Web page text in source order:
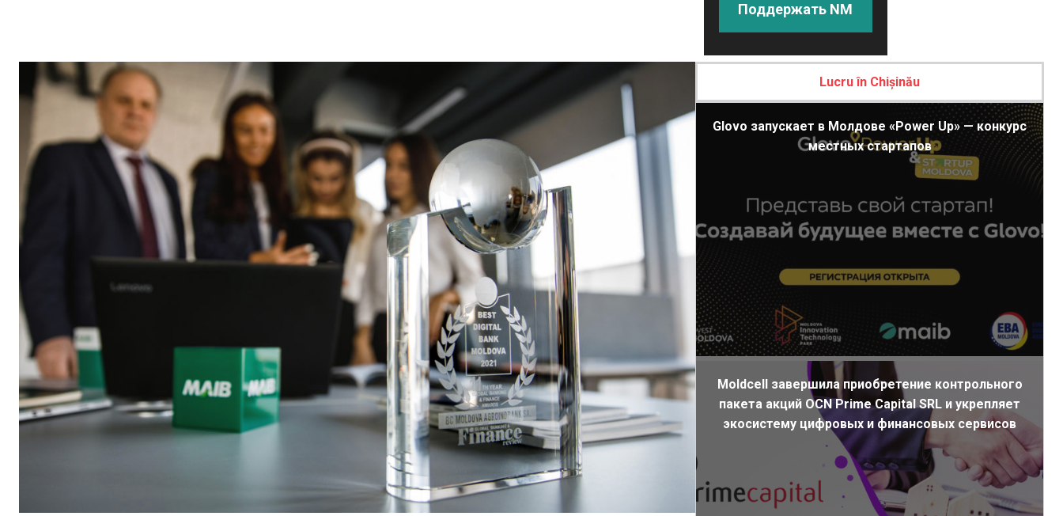
Поддержать NM
Lucru în Chișinău
Glovo запускает в Молдове «Power Up» — конкурс
местных стартапов
Moldcell завершила приобретение контрольного
пакета акций OCN Prime Capital SRL и укрепляет
экосистему цифровых и финансовых сервисов